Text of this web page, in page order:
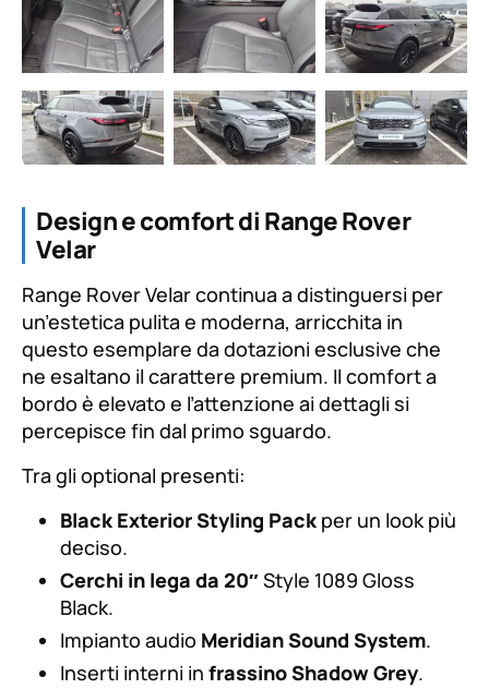
Design e comfort di Range Rover
Velar
Range Rover Velar continua a distinguersi per
un’estetica pulita e moderna, arricchita in
questo esemplare da dotazioni esclusive che
ne esaltano il carattere premium. Il comfort a
bordo è elevato e l’attenzione ai dettagli si
percepisce fin dal primo sguardo.
Tra gli optional presenti:
Black Exterior Styling Pack per un look più
deciso.
Cerchi in lega da 20″Style 1089 Gloss
Black.
Impianto audio Meridian Sound System.
Inserti interni in frassino Shadow Grey.